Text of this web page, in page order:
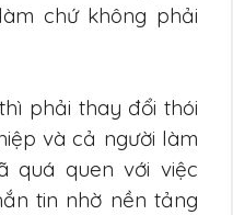
chứ không phải
phải thay đổi thói
và cả người làm
quá quen với việc
tin nhờ nền tảng